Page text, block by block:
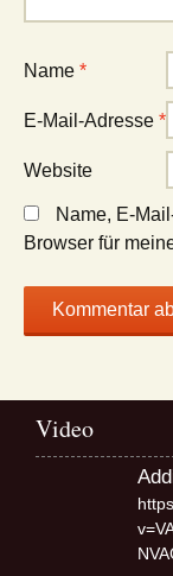
Name *
E-Mail-Adresse *
Website
Name, E-
Browser für
Video